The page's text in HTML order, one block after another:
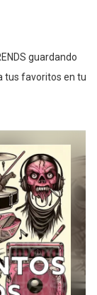
guardando
tus favoritos en tu